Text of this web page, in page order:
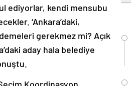
ediyorlar, kendi mensubu
‘Ankara’daki,
gerekmez mi? Açık
aday hala belediye